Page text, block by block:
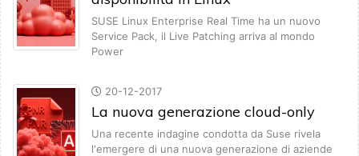
SUSE Linux Enterprise Real Time ha un nuovo
Service Pack, il Live Patching arriva al mondo
Power
20-12-2017
La nuova generazione cloud-only
Una recente indagine condotta da Suse rivela
l'emergere di una nuova generazione di aziende